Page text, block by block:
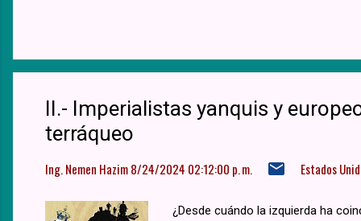
II.- Imperialistas yanquis y
terráqueo
Ing. Nemen Hazim8/24/2024 02:12:00 p. m. Estados
¿Desde cuándo la izquierda ha